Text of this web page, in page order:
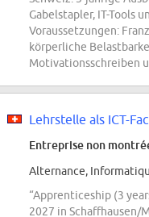
Gabelstapler, IT-Tools
Voraussetzungen:
körperliche
Motivationsschreiben
Lehrstelle als ICT-
Entreprise non
Alternance,
“Apprenticeship (3
2027 in Schaffhausen/